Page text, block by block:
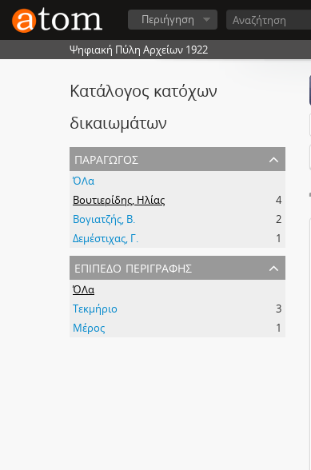
Περιήγηση
Ψηφιακή Πύλη Αρχείων 1922
Κατάλογος κατόχων
δικαιωμάτων
παραγωγός
ΌΛα
Βουτιερίδης, Ηλίας
4
Βογιατζής, Β.
2
Δεμέστιχας, Γ.
1
επίπεδο περιγραφής
ΌΛα
Τεκμήριο
3
Μέρος
1